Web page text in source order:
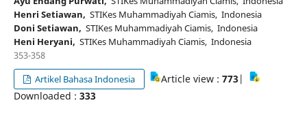
Henri Setiawan, STIKes Muhammadiyah Ciamis, Indonesia
Doni Setiawan, STIKes Muhammadiyah Ciamis, Indonesia
Heni Heryani, STIKes Muhammadiyah Ciamis, Indonesia
353-358
Artikel Bahasa Indonesia
Article view :773 |
Downloaded : 333